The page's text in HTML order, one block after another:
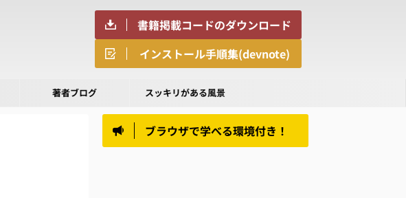
書籍掲載コードのダウンロード
インストール手順集(devnote)
著者ブログ スッキリがある風景
ブラウザで学べる環境付き！